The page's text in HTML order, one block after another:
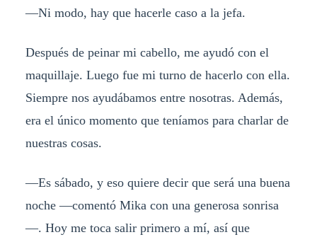
—Ni modo, hay que hacerle caso a la jefa.
Después de peinar mi cabello, me ayudó con el
maquillaje. Luego fue mi turno de hacerlo con ella.
Siempre nos ayudábamos entre nosotras. Además,
era el único momento que teníamos para charlar de
nuestras cosas.
—Es sábado, y eso quiere decir que será una buena
noche —comentó Mika con una generosa sonrisa
—. Hoy me toca salir primero a mí, así que